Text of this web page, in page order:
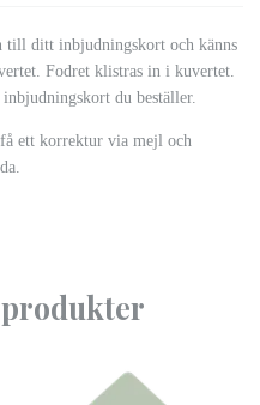
till ditt inbjudningskort och känns
Fodret klistras in i kuvertet.
du beställer.
ett korrektur via mejl och